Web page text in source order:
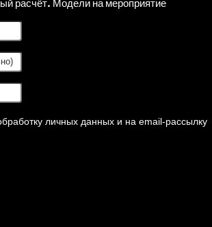
расчёт. Модели на мероприятие
личных данных и на email-рассылку